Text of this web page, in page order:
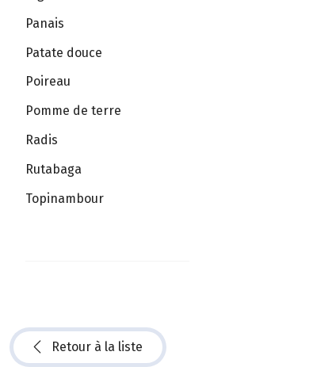
Panais
Patate douce
Poireau
Pomme de terre
Radis
Rutabaga
Topinambour
Retour à la liste